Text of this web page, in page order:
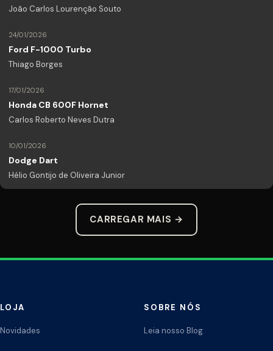
João Carlos Lourenção Souto
24/01/2026
Ford F-1000 Turbo
Thiago Borges
17/01/2026
Honda CB 600F Hornet
Carlos Roberto Neves Dutra
10/01/2026
Dodge Dart
Hélio Gontijo de Oliveira Junior
CARREGAR MAIS →
LOJA
Novidades
SOBRE NÓS
Leia nosso Blog